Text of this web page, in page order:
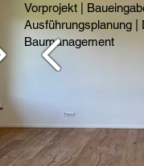
Vorprojekt |
Ausführungsplanung |
Baumanagement